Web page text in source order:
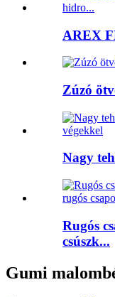
AREX
Zúzó
Nagy
Rugós
csúszk...
Gumi